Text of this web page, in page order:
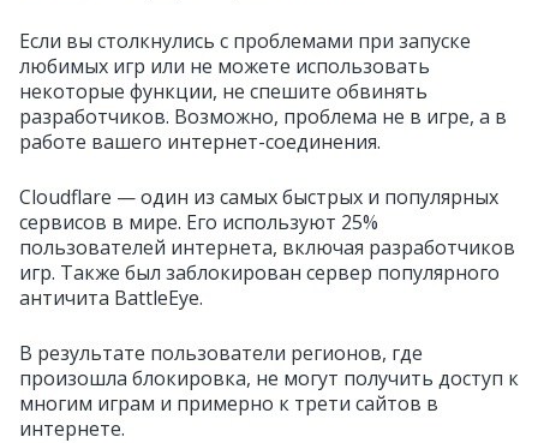
Если вы столкнулись с проблемами при запуске
любимых игр или не можете использовать
некоторые функции, не спешите обвинять
разработчиков. Возможно, проблема не в игре, а в
работе вашего интернет-соединения.
Cloudflare — один из самых быстрых и популярных
сервисов в мире. Его используют 25%
пользователей интернета, включая разработчиков
игр. Также был заблокирован сервер популярного
античита BattleEye.
В результате пользователи регионов, где
произошла блокировка, не могут получить доступ к
многим играм и примерно к трети сайтов в
интернете.